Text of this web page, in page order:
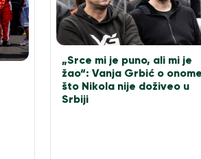
„Srce mi je puno, ali mi je
žao“: Vanja Grbić o onome
što Nikola nije doživeo u
Srbiji